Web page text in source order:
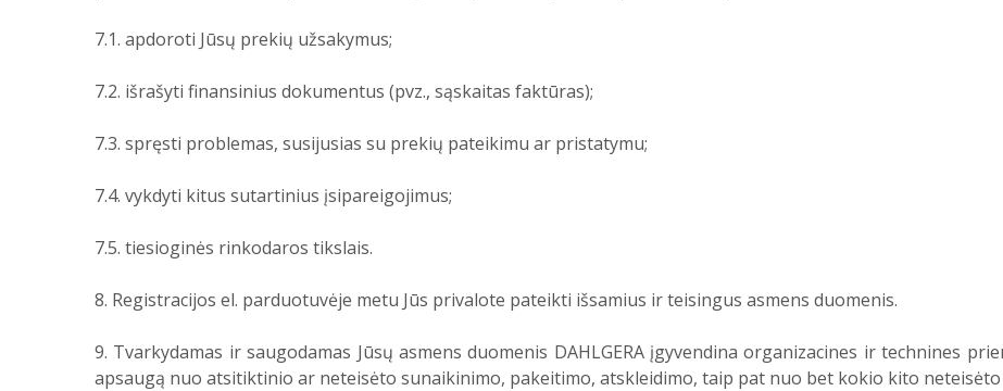
7.1. apdoroti Jūsų prekių užsakymus;
7.2. išrašyti finansinius dokumentus (pvz., sąskaitas faktūras);
7.3. spręsti problemas, susijusias su prekių pateikimu ar pristatymu;
7.4. vykdyti kitus sutartinius įsipareigojimus;
7.5. tiesioginės rinkodaros tikslais.
8. Registracijos el. parduotuvėje metu Jūs privalote pateikti išsamius ir teisingus asmens duomenis.
9. Tvarkydamas ir saugodamas Jūsų asmens duomenis DAHLGERA įgyvendina organizacines ir technines
apsaugą nuo atsitiktinio ar neteisėto sunaikinimo, pakeitimo, atskleidimo, taip pat nuo bet kokio kito